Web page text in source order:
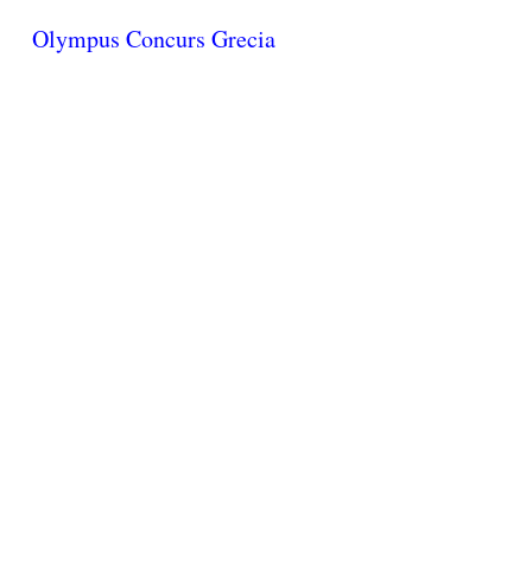
Olympus Concurs Grecia